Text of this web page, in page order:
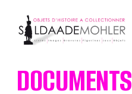
content
DOCUMENTS